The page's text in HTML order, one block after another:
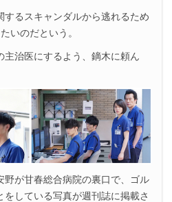
するスキャンダルから逃れるため
いのだという。
主治医にするよう、鏑木に頼ん
野が甘春総合病院の裏口で、ゴル
をしている写真が週刊誌に掲載さ